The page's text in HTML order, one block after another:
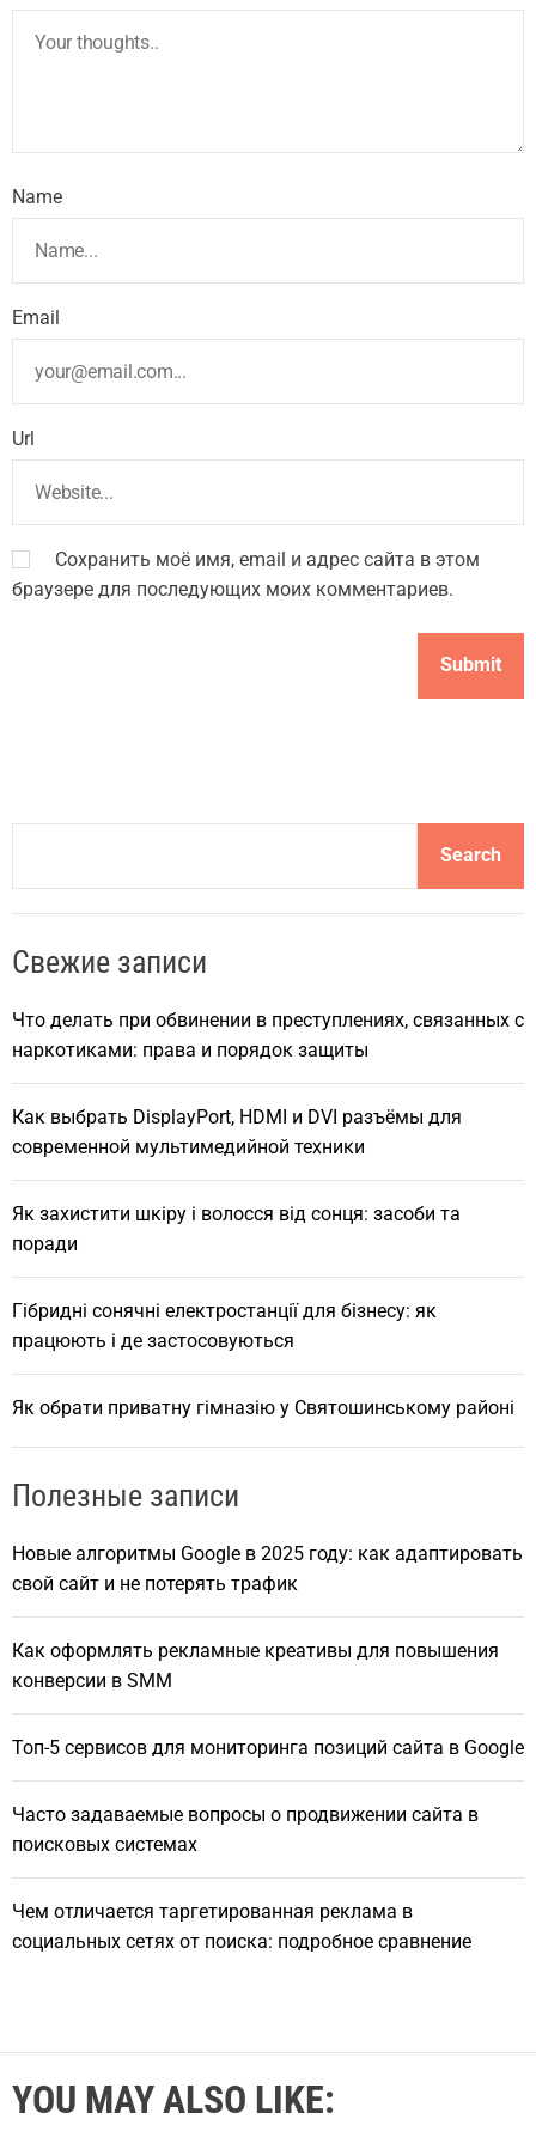
Name
Email
Url
Сохранить моё имя, email и адрес сайта в этом
браузере для последующих моих комментариев.
a
c
Search
Свежие записи
Что делать при обвинении в преступлениях, связанных с
наркотиками: права и порядок защиты
Как выбрать DisplayPort, HDMI и DVI разъёмы для
современной мультимедийной техники
Як захистити шкіру і волосся від сонця: засоби та
поради
Гібридні сонячні електростанції для бізнесу: як
працюють і де застосовуються
Як обрати приватну гімназію у Святошинському районі
Полезные записи
Новые алгоритмы Google в 2025 году: как адаптировать
свой сайт и не потерять трафик
Как оформлять рекламные креативы для повышения
конверсии в SMM
Топ-5 сервисов для мониторинга позиций сайта в Google
Часто задаваемые вопросы о продвижении сайта в
поисковых системах
Чем отличается таргетированная реклама в
социальных сетях от поиска: подробное сравнение
YOU MAY ALSO LIKE: